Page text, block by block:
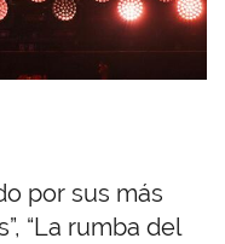
por sus más
“La rumba del